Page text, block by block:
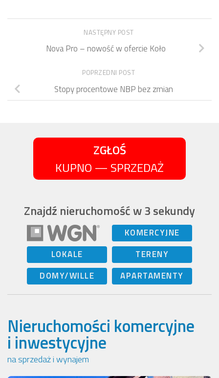
NASTĘPNY POST
Nova Pro – nowość w ofercie Koło
POPRZEDNI POST
Stopy procentowe NBP bez zmian
ZGŁOŚ
KUPNO — SPRZEDAŻ
Znajdź nieruchomość w 3 sekundy
KOMERCYJNE
LOKALE
TERENY
DOMY/WILLE
APARTAMENTY
Nieruchomości komercyjne
i inwestycyjne
na sprzedaż i wynajem